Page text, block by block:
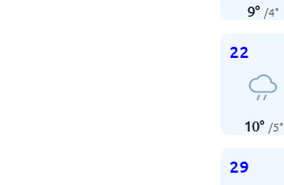
9° /4°
22
10° /5°
29